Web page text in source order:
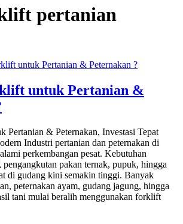
pertanian
untuk Pertanian &
Pertanian & Peternakan, Investasi Tepat
Industri pertanian dan peternakan di
perkembangan pesat. Kebutuhan
pengangkutan pakan ternak, pupuk, hingga
di gudang kini semakin tinggi. Banyak
peternakan ayam, gudang jagung, hingga
tani mulai beralih menggunakan forklift